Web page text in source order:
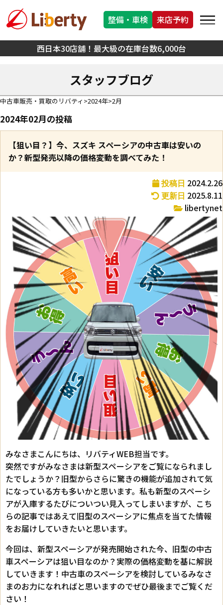
西日本30店舗！最大級の在庫台数6,000台
整備・車検 来店予約
スタッフブログ
中古車販売・買取のリバティ 2024年 2月
2024年02月の投稿
【狙い目？】今、スズキ スペーシアの中古車は安いの
か？新型発売以降の価格変動を調べてみた！
投稿日 2024.2.26
更新日 2025.8.11
libertynet
みなさまこんにちは、リバティWEB担当です。
突然ですがみなさまは新型スペーシアをご覧になられまし
たでしょうか？旧型からさらに驚きの機能が追加されて気
になっている方も多いかと思います。私も新型のスペーシ
アが入庫するたびについつい見入ってしまいますが、こち
らの記事ではあえて旧型のスペーシアに焦点を当てた情報
をお届けしていきたいと思います。
今回は、新型スペーシアが発売開始された今、旧型の中古
車スペーシアは狙い目なのか？実際の価格変動を基に解説
していきます！中古車のスペーシアを検討しているみなさ
まのお力になれればと思いますのでぜひ最後までご覧くだ
さい！